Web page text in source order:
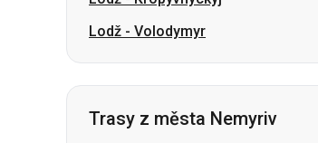
Trasy z města Nemyriv
Nemyriv-Kremenčuk
Nemyriv-Petropavlivka